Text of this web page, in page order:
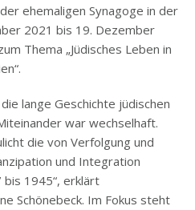
ehemaligen Synagoge in der
2021 bis 19. Dezember
Thema „Jüdisches Leben in
lange Geschichte jüdischen
war wechselhaft.
die von Verfolgung und
und Integration
1945“, erklärt
Schönebeck. Im Fokus steht